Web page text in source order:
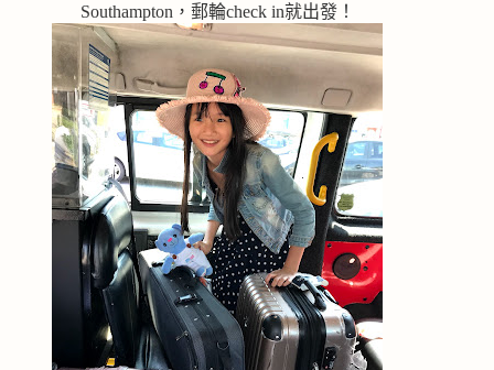
Southampton，郵輪check in就出發！